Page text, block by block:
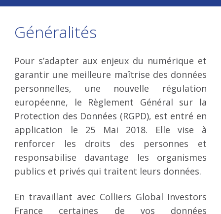
Généralités
Pour s’adapter aux enjeux du numérique et
garantir une meilleure maîtrise des données
personnelles, une nouvelle régulation
européenne, le Règlement Général sur la
Protection des Données (RGPD), est entré en
application le 25 Mai 2018. Elle vise à
renforcer les droits des personnes et
responsabilise davantage les organismes
publics et privés qui traitent leurs données.
En travaillant avec Colliers Global Investors
France certaines de vos données